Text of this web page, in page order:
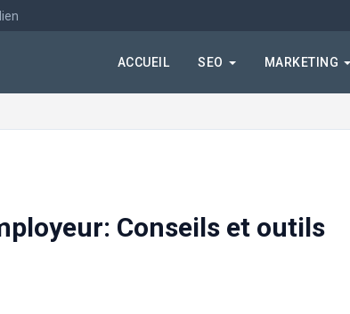
ACCUEIL SEO MARKETING
Conseils et outils